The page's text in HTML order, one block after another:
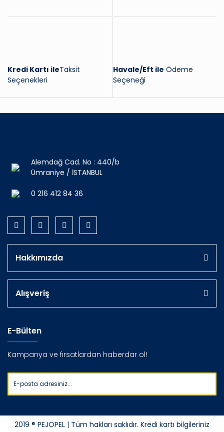
Kredi Kartı ileTaksit
Seçenekleri
Havale/Eft ile Ödeme
Seçeneği
Alemdağ Cad. No : 440/b
Ümraniye / İSTANBUL
0 216 412 84 36
Hakkımızda
Alışveriş
E-Bülten
Kampanya ve fırsatlardan haberdar ol!
2019 ® PEJOPEL | Tüm hakları saklıdır. Kredi kartı bilgileriniz